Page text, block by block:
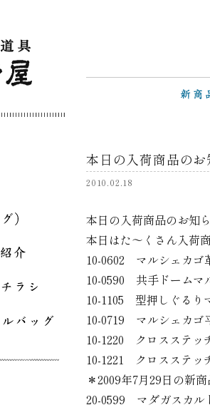
本日の入荷商品の
2010.02.18
本日の入荷商品のお知
本日はた～くさん入荷
10-0602 マルシェカゴ
10-0590 共手ドームマ
10-1105 型押しぐるり
10-0719 マルシェカゴ
10-1220 クロスステ
10-1221 クロスステッ
＊2009年7月29日の新
20-0599 マダガスカル